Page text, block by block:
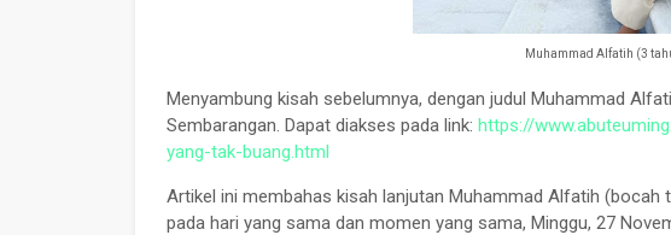
Muhammad Alfatih (3
Menyambung kisah sebelumnya, dengan judul Muhammad
Sembarangan. Dapat diakses pada link: https://
yang-tak-buang.html
Artikel ini membahas kisah lanjutan Muhammad Alfatih (bocah
pada hari yang sama dan momen yang sama, Minggu, 27